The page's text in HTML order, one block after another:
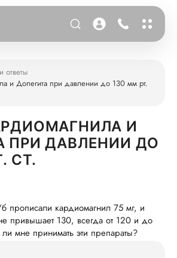
ответы
и Допегита при давлении до 130 мм рт.
И
ПРИ ДАВЛЕНИИ ДО
СТ.
прописали кардиомагнил 75 мг, и
привышает 130, всегда от 120 и до
мне принимать эти препараты?